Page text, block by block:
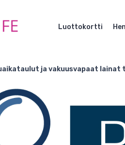
Luottokortti
ja vakuusvapaat